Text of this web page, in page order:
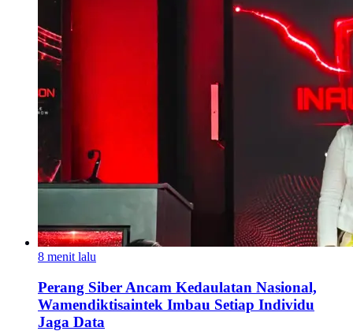
8 menit lalu
Perang Siber Ancam Kedaulatan Nasional,
Wamendiktisaintek Imbau Setiap Individu
Jaga Data